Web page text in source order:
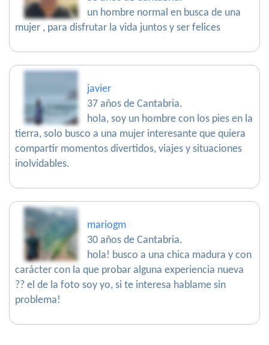
un hombre normal en busca de una
mujer , para disfrutar la vida juntos y ser felices
javier
37 años de Cantabria.
hola, soy un hombre con los pies en la
tierra, solo busco a una mujer interesante que quiera
compartir momentos divertidos, viajes y situaciones
inolvidables.
mariogm
30 años de Cantabria.
hola! busco a una chica madura y con
carácter con la que probar alguna experiencia nueva
?? el de la foto soy yo, si te interesa hablame sin
problema!